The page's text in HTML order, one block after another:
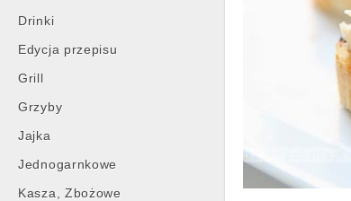
Drinki
Edycja przepisu
Grill
Grzyby
Jajka
Jednogarnkowe
Kasza, Zbożowe